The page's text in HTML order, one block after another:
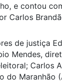
e contou
Carlos
de justiça
Mendes,
Carlos
Maranhão